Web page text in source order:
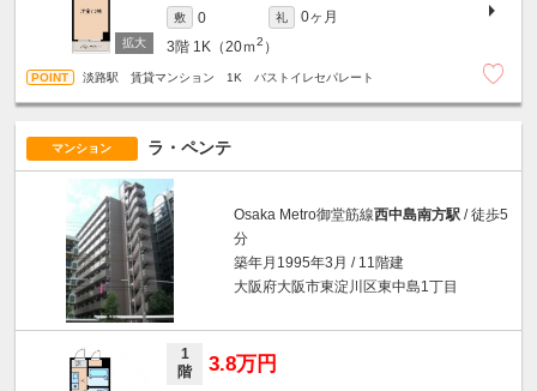
敷 0 礼
0ヶ月
3階 1K（20ｍ2 ）
淡路駅 賃貸マンション 1K バストイレセパレート
マンション ラ・ペンテ
Osaka Metro御堂筋線西中島南方駅 / 徒歩5
分
築年月1995年3月 / 11階建
大阪府大阪市東淀川区東中島1丁目
1
階
3.8万円